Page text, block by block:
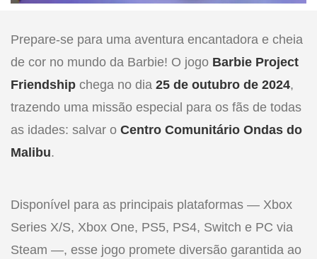
Prepare-se para uma aventura encantadora e cheia
de cor no mundo da Barbie! O jogo Barbie Project
Friendship chega no dia 25 de outubro de 2024,
trazendo uma missão especial para os fãs de todas
as idades: salvar o Centro Comunitário Ondas do
Malibu.
Disponível para as principais plataformas — Xbox
Series X/S, Xbox One, PS5, PS4, Switch e PC via
Steam —, esse jogo promete diversão garantida ao